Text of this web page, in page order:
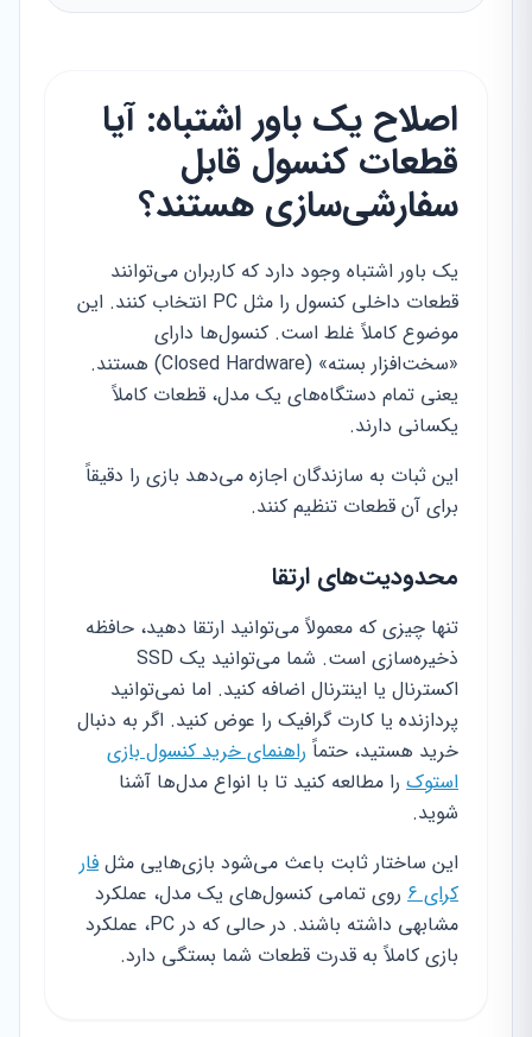
اصلاح یک باور اشتباه: آیا
قطعات کنسول قابل
سفارشی‌سازی هستند؟
یک باور اشتباه وجود دارد که کاربران می‌توانند
قطعات داخلی کنسول را مثل PC انتخاب کنند. این
موضوع کاملاً غلط است. کنسول‌ها دارای
«سخت‌افزار بسته» (Closed Hardware) هستند.
یعنی تمام دستگاه‌های یک مدل، قطعات کاملاً
یکسانی دارند.
این ثبات به سازندگان اجازه می‌دهد بازی را دقیقاً
برای آن قطعات تنظیم کنند.
محدودیت‌های ارتقا
تنها چیزی که معمولاً می‌توانید ارتقا دهید، حافظه
ذخیره‌سازی است. شما می‌توانید یک SSD
اکسترنال یا اینترنال اضافه کنید. اما نمی‌توانید
پردازنده یا کارت گرافیک را عوض کنید. اگر به دنبال
خرید هستید، حتماً راهنمای خرید کنسول بازی
استوک را مطالعه کنید تا با انواع مدل‌ها آشنا
شوید.
این ساختار ثابت باعث می‌شود بازی‌هایی مثل فار
کرای ۶ روی تمامی کنسول‌های یک مدل، عملکرد
مشابهی داشته باشند. در حالی که در PC، عملکرد
بازی کاملاً به قدرت قطعات شما بستگی دارد.